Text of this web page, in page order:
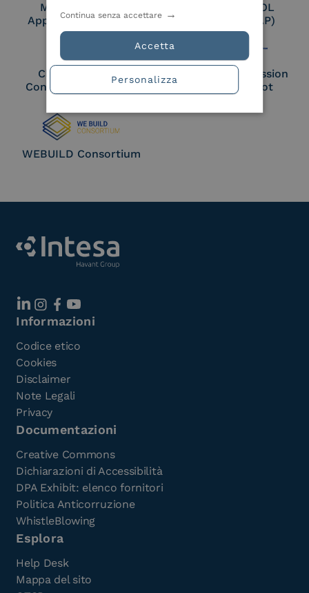
Membro Adobe
Approved Trust List
Certified PEPPOL
Access Point (AP)
Cloud Signature
Consortium Member
European Commission
Large Scale Pilot
WEBUILD Consortium
Informazioni
Codice etico
Cookies
Disclaimer
Note Legali
Privacy
Documentazioni
Creative Commons
Dichiarazioni di Accessibilità
DPA Exhibit: elenco fornitori
Politica Anticorruzione
WhistleBlowing
Esplora
Help Desk
Mappa del sito
Accetta
Continua senza accettare
Personalizza